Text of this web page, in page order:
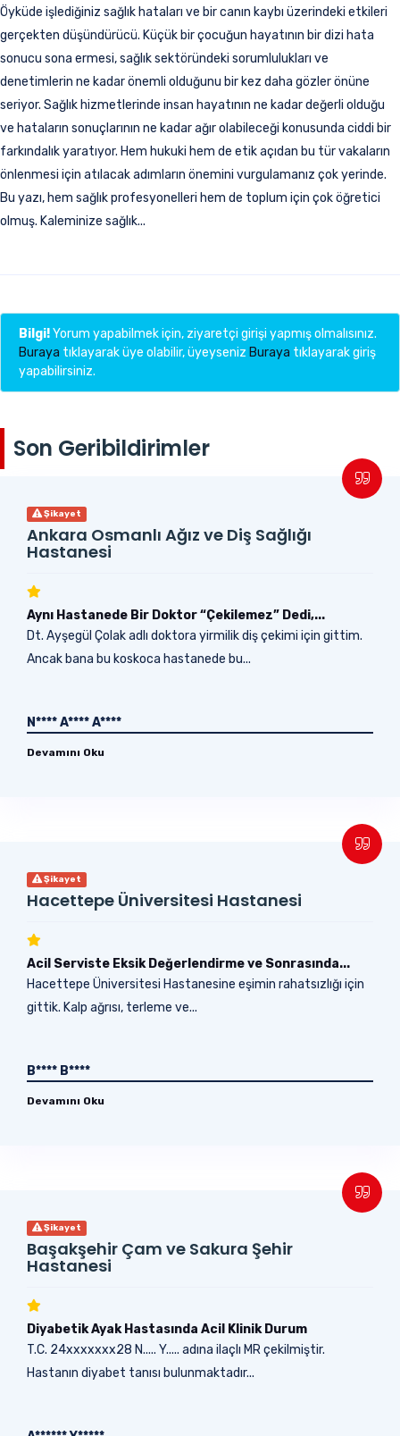
Öyküde işlediğiniz sağlık hataları ve bir canın kaybı üzerindeki etkileri
gerçekten düşündürücü. Küçük bir çocuğun hayatının bir dizi hata
sonucu sona ermesi, sağlık sektöründeki sorumlulukları ve
denetimlerin ne kadar önemli olduğunu bir kez daha gözler önüne
seriyor. Sağlık hizmetlerinde insan hayatının ne kadar değerli olduğu
ve hataların sonuçlarının ne kadar ağır olabileceği konusunda ciddi bir
farkındalık yaratıyor. Hem hukuki hem de etik açıdan bu tür vakaların
önlenmesi için atılacak adımların önemini vurgulamanız çok yerinde.
Bu yazı, hem sağlık profesyonelleri hem de toplum için çok öğretici
olmuş. Kaleminize sağlık...
Bilgi!Yorum yapabilmek için, ziyaretçi girişi yapmış olmalısınız.
Buraya tıklayarak üye olabilir, üyeyseniz Buraya tıklayarak giriş
yapabilirsiniz.
Son Geribildirimler
Şikayet
Ankara Osmanlı Ağız ve Diş Sağlığı
Hastanesi
Aynı Hastanede Bir Doktor “Çekilemez” Dedi,...
Dt. Ayşegül Çolak adlı doktora yirmilik diş çekimi için gittim.
Ancak bana bu koskoca hastanede bu...
N**** A**** A****
Devamını Oku
Şikayet
Hacettepe Üniversitesi Hastanesi
Acil Serviste Eksik Değerlendirme ve Sonrasında...
Hacettepe Üniversitesi Hastanesine eşimin rahatsızlığı için
gittik. Kalp ağrısı, terleme ve...
B**** B****
Devamını Oku
Şikayet
Başakşehir Çam ve Sakura Şehir
Hastanesi
Diyabetik Ayak Hastasında Acil Klinik Durum
T.C. 24xxxxxxx28 N..... Y..... adına ilaçlı MR çekilmiştir.
Hastanın diyabet tanısı bulunmaktadır...